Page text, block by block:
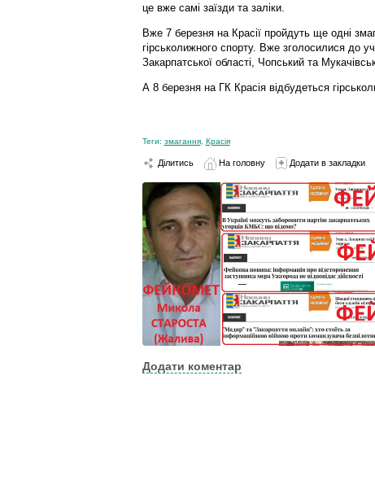
це вже самі заїзди та заліки.
Вже 7 березня на Красії пройдуть ще одні
гірськолижного спорту. Вже зголосилися до
Закарпатської області, Чопський та
А 8 березня на ГК Красія відбудеться
Теги: змагання, Красія
Ділитись На головну Додати в закладки
Додати коментар